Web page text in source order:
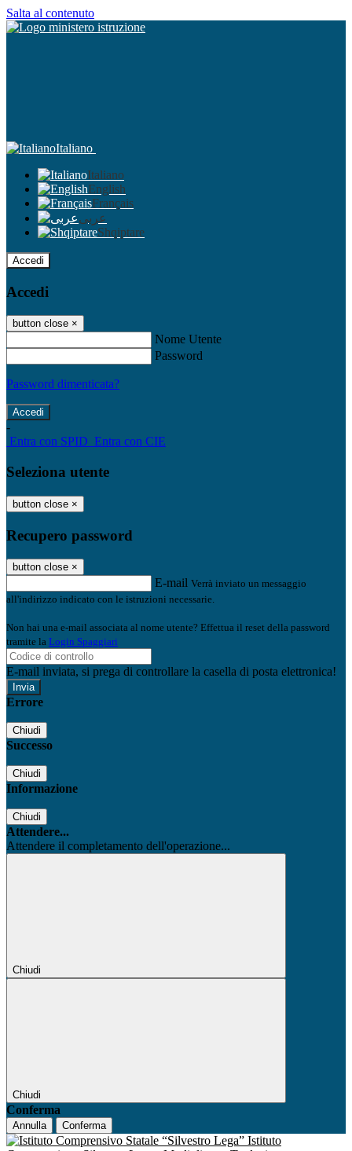
Salta al contenuto
Italiano
Italiano
English
Français
عربى
Shqiptare
Accedi
Accedi
button close ×
Nome Utente
Password
Password dimenticata?
-
Entra con SPID Entra con CIE
Seleziona utente
button close ×
Recupero password
button close ×
E-mail Verrà inviato un messaggio
all'indirizzo indicato con le istruzioni necessarie.
Non hai una e-mail associata al nome utente? Effettua il reset della password
tramite la Login Spaggiari
E-mail inviata, si prega di controllare la casella di posta elettronica!
Errore
Chiudi
Successo
Chiudi
Informazione
Chiudi
Attendere...
Attendere il completamento dell'operazione...
Chiudi
Chiudi
Conferma
Annulla Conferma
Istituto